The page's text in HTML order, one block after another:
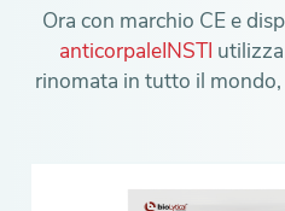
Ora con marchio CE e
anticorpaleINSTI
rinomata in tutto il